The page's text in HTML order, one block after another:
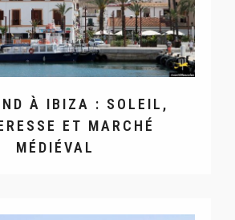
À IBIZA : SOLEIL,
ET MARCHÉ
MÉDIÉVAL